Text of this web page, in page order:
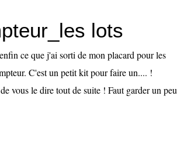
lots
ce que j'ai sorti de mon placard pour les
C'est un petit kit pour faire un.... !
vous le dire tout de suite ! Faut garder un peu